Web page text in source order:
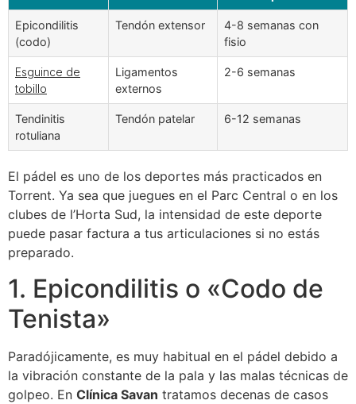
Epicondilitis
(codo)
Tendón extensor
4-8 semanas con
fisio
Esguince de
tobillo
Ligamentos
externos
2-6 semanas
Tendinitis
rotuliana
Tendón patelar 6-12 semanas
El pádel es uno de los deportes más practicados en
Torrent. Ya sea que juegues en el Parc Central o en los
clubes de l’Horta Sud, la intensidad de este deporte
puede pasar factura a tus articulaciones si no estás
preparado.
1. Epicondilitis o «Codo de
Tenista»
Paradójicamente, es muy habitual en el pádel debido a
la vibración constante de la pala y las malas técnicas de
golpeo. En Clínica Savan tratamos decenas de casos